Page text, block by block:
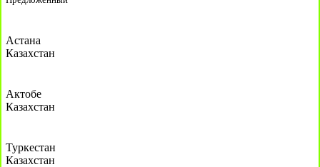
Астана
Казахстан
Актобе
Казахстан
Туркестан
Казахстан